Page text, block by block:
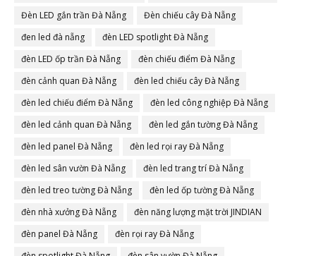
Đèn LED gắn trần Đà Nẵng
Đèn chiếu cây Đà Nẵng
đen led đà nẵng
đèn LED spotlight Đà Nẵng
đèn LED ốp trần Đà Nẵng
đèn chiếu điểm Đà Nẵng
đèn cảnh quan Đà Nẵng
đèn led chiếu cây Đà Nẵng
đèn led chiếu điểm Đà Nẵng
đèn led công nghiệp Đà Nẵng
đèn led cảnh quan Đà Nẵng
đèn led gắn tường Đà Nẵng
đèn led panel Đà Nẵng
đèn led rọi ray Đà Nẵng
đèn led sân vườn Đà Nẵng
đèn led trang trí Đà Nẵng
đèn led treo tường Đà Nẵng
đèn led ốp tường Đà Nẵng
đèn nhà xưởng Đà Nẵng
đèn năng lượng mặt trời JINDIAN
đèn panel Đà Nẵng
đèn rọi ray Đà Nẵng